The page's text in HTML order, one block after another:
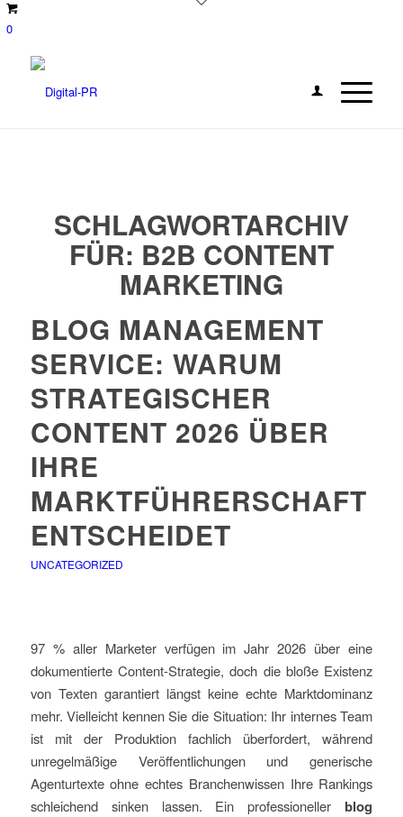
0
SCHLAGWORTARCHIV
FÜR: B2B CONTENT
MARKETING
BLOG MANAGEMENT
SERVICE: WARUM
STRATEGISCHER
CONTENT 2026 ÜBER
IHRE
MARKTFÜHRERSCHAFT
ENTSCHEIDET
UNCATEGORIZED
97 % aller Marketer verfügen im Jahr 2026 über eine
dokumentierte Content-Strategie, doch die bloße Existenz
von Texten garantiert längst keine echte Marktdominanz
mehr. Vielleicht kennen Sie die Situation: Ihr internes Team
ist mit der Produktion fachlich überfordert, während
unregelmäßige Veröffentlichungen und generische
Agenturtexte ohne echtes Branchenwissen Ihre Rankings
schleichend sinken lassen. Ein professioneller blog